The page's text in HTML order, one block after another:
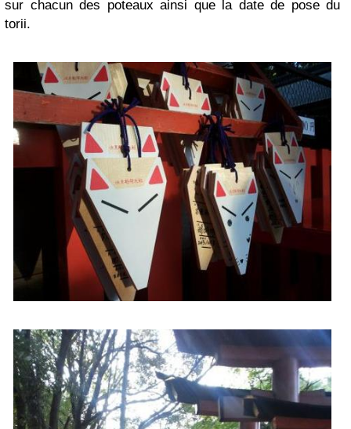
sur chacun des poteaux ainsi que la date de pose du
torii.